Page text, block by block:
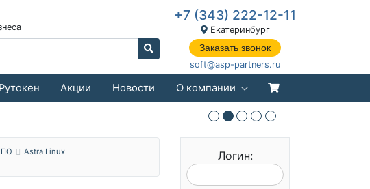
+7 (343) 222-12-11
Екатеринбург
Заказать звонок
soft@asp-partners.ru
Рутокен Акции Новости О компании
ПО
Astra Linux
Логин: